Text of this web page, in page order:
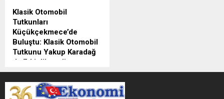
Klasik Otomobil
Tutkunları
Küçükçekmece’de
Buluştu: Klasik Otomobil
Tutkunu Yakup Karadağ
da Etkinlikteydi
Küçükçekmece
Belediyesi’nin ev
sahipliğinde düzenlenen